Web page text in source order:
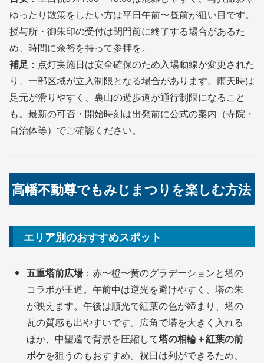
ゆったり散策をしたい方は平日午前〜昼前が狙い目です。
授与所・御朱印の受付は閉門前に終了する場合があるた
め、時間に余裕を持って参拝を。
補足 ：点灯実施日は安全確保のため入場動線が変更された
り、一部区域が立入制限となる場合があります。雨天時は
足元が滑りやすく、裏山の遊歩道が通行制限になること
も。最新の可否・開始時刻は出発前に公式の案内（寺院・
自治体等）でご確認ください。
高幡不動尊でもみじまつりを楽しむ方法
エリア別のおすすめスポット
五重塔前広場：赤〜橙〜黄のグラデーションと塔の
コラボが王道。午前中は逆光を避けやすく、塔の朱
が映えます。午後は順光で紅葉の色が締まり、塔の
瓦の質感も出やすいです。広角で塔を大きく入れる
ほか、中望遠で背景を圧縮して塔の相輪＋紅葉の前
ボケを狙うのもおすすめ。祝日は列ができるため、